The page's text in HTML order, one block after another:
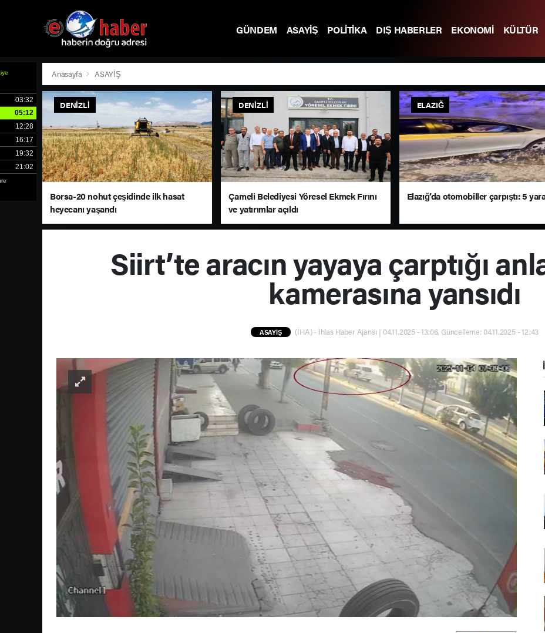
GÜNDEM ASAYİŞ POLİTİKA DIŞ HABERLER EKONOMİ KÜLTÜR
Anasayfa ASAYİŞ
DENIZLI
Borsa-20 nohut çeşidinde ilk hasat
heyecanı yaşandı
DENIZLI
Çameli Belediyesi Yöresel Ekmek Fırını
ve yatırımlar açıldı
ELAZIĞ
Elazığ’da otomobiller çarpıştı: 5
Siirt’te aracın yayaya çarptığı
kamerasına yansıdı
ASAYİŞ (İHA) - İhlas Haber Ajansı | 04.11.2025 - 13:06, Güncelleme: 04.11.2025 - 12:43